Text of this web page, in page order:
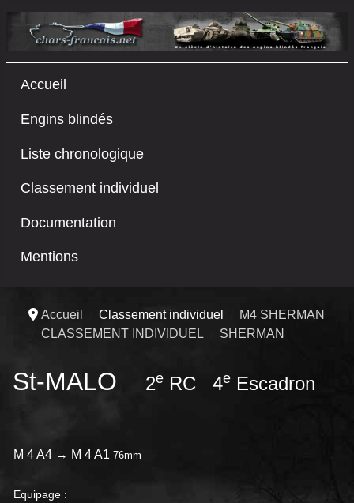
Accueil
Engins blindés
Liste chronologique
Classement individuel
Documentation
Mentions
Accueil Classement individuel
M4 SHERMAN
CLASSEMENT INDIVIDUEL
SHERMAN
St-MALO 2e RC 4e Escadron
M 4 A4 → M 4 A1 76mm
Equipage :